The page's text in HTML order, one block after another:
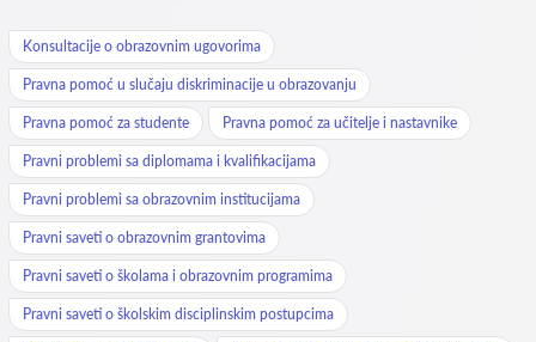
Konsultacije o obrazovnim ugovorima
Pravna pomoć u slučaju diskriminacije u obrazovanju
Pravna pomoć za studente Pravna pomoć za učitelje i nastavnike
Pravni problemi sa diplomama i kvalifikacijama
Pravni problemi sa obrazovnim institucijama
Pravni saveti o obrazovnim grantovima
Pravni saveti o školama i obrazovnim programima
Pravni saveti o školskim disciplinskim postupcima